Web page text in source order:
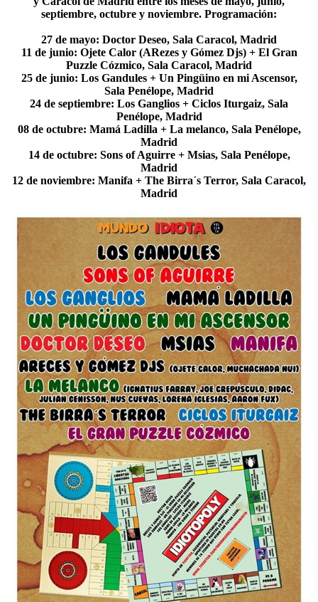
septiembre, octubre y noviembre. Programación:
27 de mayo: Doctor Deseo, Sala Caracol, Madrid
11 de junio: Ojete Calor (ARezes y Gómez Djs) + El Gran
Puzzle Cózmico, Sala Caracol, Madrid
25 de junio: Los Gandules + Un Pingüino en mi Ascensor,
Sala Penélope, Madrid
24 de septiembre: Los Ganglios + Ciclos Iturgaiz, Sala
Penélope, Madrid
08 de octubre: Mamá Ladilla + La melanco, Sala Penélope,
Madrid
14 de octubre: Sons of Aguirre + Msias, Sala Penélope,
Madrid
12 de noviembre: Manifa + The Birra´s Terror, Sala Caracol,
Madrid